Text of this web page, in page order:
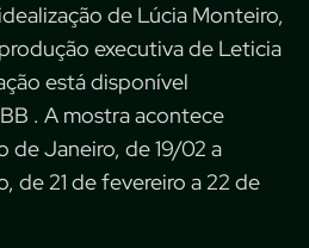
de Lúcia Monteiro,
executiva de Leticia
está disponível
. A mostra acontece
de Janeiro, de 19/02 a
de 21 de fevereiro a 22 de